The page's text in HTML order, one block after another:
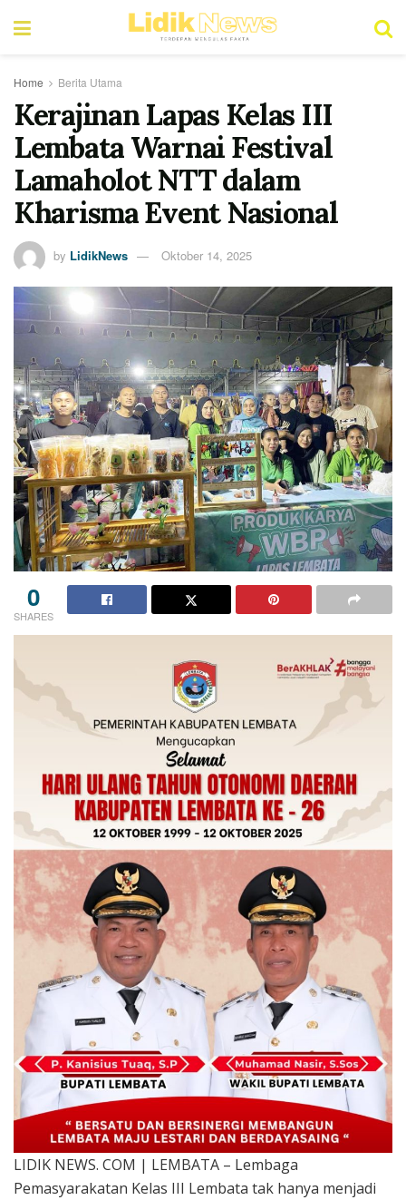
Home Berita Utama
Kerajinan Lapas Kelas III
Lembata Warnai Festival
Lamaholot NTT dalam
Kharisma Event Nasional
by LidikNews Oktober 14, 2025
0
SHARES
LIDIK NEWS. COM | LEMBATA – Lembaga
Pemasyarakatan Kelas III Lembata tak hanya menjadi